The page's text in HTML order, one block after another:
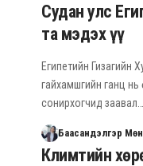
Судан улс
та мэдэх үү
Египетийн Гизагийн
гайхамшгийн ганц нь
сонирхогчид заавал…
Баасандэлгэр
Климтийн